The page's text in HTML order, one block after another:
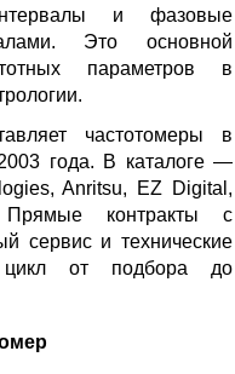
и фазовые
Это основной
параметров в
частотомеры в
года. В каталоге —
Anritsu, EZ Digital,
контракты с
сервис и технические
от подбора до